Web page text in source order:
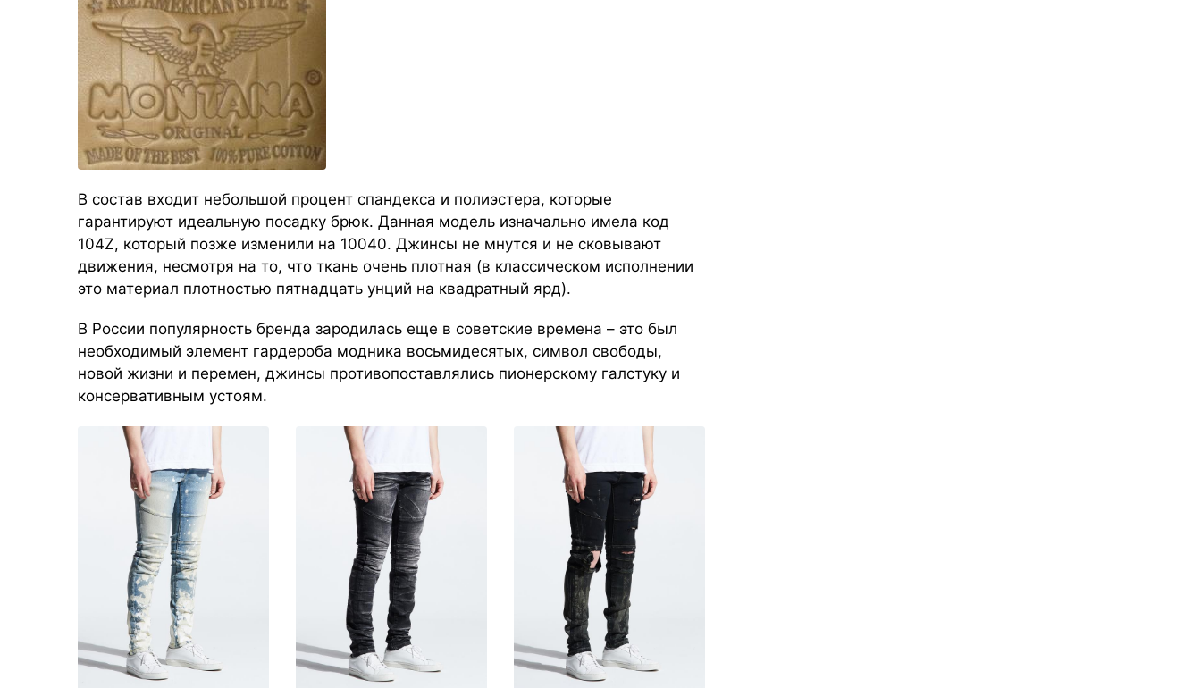
В состав входит небольшой процент спандекса и полиэстера, которые
гарантируют идеальную посадку брюк. Данная модель изначально имела код
104Z, который позже изменили на 10040. Джинсы не мнутся и не сковывают
движения, несмотря на то, что ткань очень плотная (в классическом исполнении
это материал плотностью пятнадцать унций на квадратный ярд).
В России популярность бренда зародилась еще в советские времена – это был
необходимый элемент гардероба модника восьмидесятых, символ свободы,
новой жизни и перемен, джинсы противопоставлялись пионерскому галстуку и
консервативным устоям.